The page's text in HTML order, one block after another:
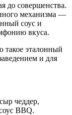
до совершенства.
механизма —
соус и
вкуса.
такое эталонный
и для
чеддер,
BBQ.